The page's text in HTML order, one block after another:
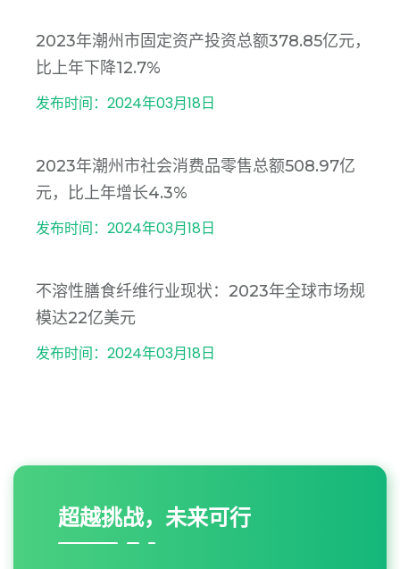
2023年潮州市固定资产投资总额378.85亿元，
比上年下降12.7%
发布时间：2024年03月18日
2023年潮州市社会消费品零售总额508.97亿
元，比上年增长4.3%
发布时间：2024年03月18日
不溶性膳食纤维行业现状：2023年全球市场规
模达22亿美元
发布时间：2024年03月18日
超越挑战，未来可行